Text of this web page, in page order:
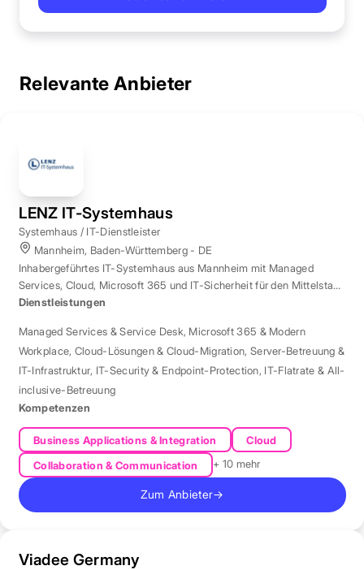
Relevante Anbieter
LENZ IT-Systemhaus
Systemhaus / IT-Dienstleister
Mannheim, Baden-Württemberg - DE
Inhabergeführtes IT-Systemhaus aus Mannheim mit Managed
Services, Cloud, Microsoft 365 und IT-Sicherheit für den Mittelstand
der Region Rhein-Neckar.
Dienstleistungen
Managed Services & Service Desk, Microsoft 365 & Modern
Workplace, Cloud-Lösungen & Cloud-Migration, Server-Betreuung &
IT-Infrastruktur, IT-Security & Endpoint-Protection, IT-Flatrate & All-
inclusive-Betreuung
Kompetenzen
Business Applications & Integration
Cloud
Collaboration & Communication
+ 10 mehr
Zum Anbieter→
Viadee Germany